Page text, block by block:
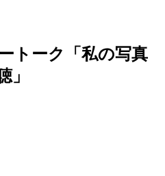
トーク「私の写真
」